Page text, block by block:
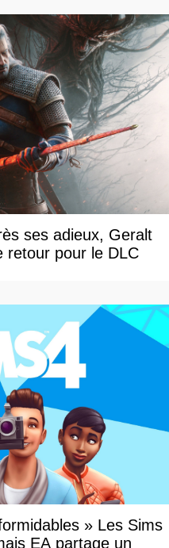
ses adieux, Geralt
retour pour le DLC
EA partage un